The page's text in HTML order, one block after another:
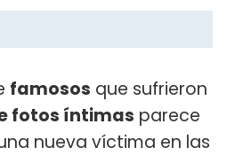
famosos que sufrieron
fotos íntimas parece
nueva víctima en las